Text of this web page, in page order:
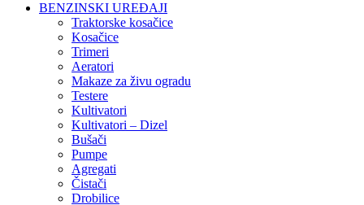
BENZINSKI UREĐAJI
Traktorske kosačice
Kosačice
Trimeri
Aeratori
Makaze za živu ogradu
Testere
Kultivatori
Kultivatori – Dizel
Bušači
Pumpe
Agregati
Čistači
Drobilice